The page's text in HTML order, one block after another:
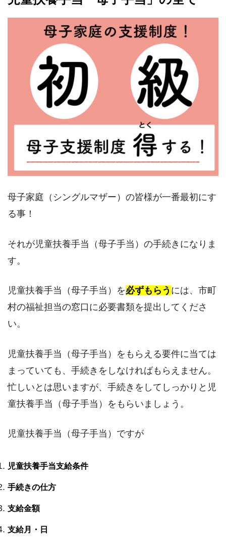
母子家庭（シングルマザー）の皆様が一番最初にす
る事！
それが児童扶養手当（母子手当）の手続きになりま
す。
児童扶養手当（母子手当）を必ずもらう には、市町
村の福祉担当の窓口に必要書類を提出してくださ
い。
児童扶養手当（母子手当）をもらえる要件に当ては
まっていても、手続きをしなければもらえません。
忙しいとは思いますが、手続きをしてしっかりと児
童扶養手当（母子手当）をもらいましょう。
児童扶養手当（母子手当）ですが
児童扶養手当支給条件
手続きの仕方
支給金額
支給月・日